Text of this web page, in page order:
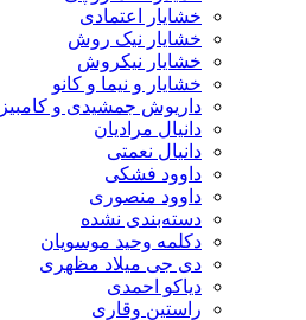
خشایار اعتمادی
خشایار نیک روش
خشایار نیکروش
خشایار و نیما و کانو
داریوش جمشیدی و کامبیز جمشیدی
دانیال مرادیان
دانیال نعمتی
داوود فشکی
داوود منصوری
دسته‌بندی نشده
دکلمه وحید موسویان
دی جی میلاد مظهری
دیاکو احمدی
راستین وقاری